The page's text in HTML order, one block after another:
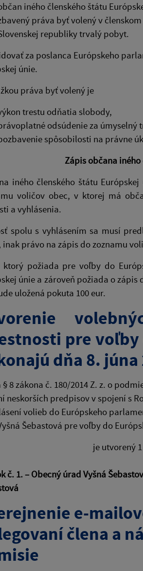
iného členského štátu
práva byť volený v
republiky trvalý pobyt.
za poslanca Európskeho
únie.
práva byť volený je
trestu odňatia slobody,
odsúdenie za úmyselný
spôsobilosti na právne
Zápis občana
iného členského štátu
voličov obec, v ktorej má
a vyhlásenia.
spolu s vyhlásením sa musí
inak právo na zápis do zoznamu
ktorý požiada pre voľby do
únie a zároveň požiada o
uložená pokuta 100 eur.
pre
dňa 8. júna
§ 8 zákona č. 180/2014 Z. z. o
neskorších predpisov v spojení s
volieb do Európskeho
Šebastová pre voľby do
1 volebný
č. 1. – Obecný úrad Vyšná
e-
člena a